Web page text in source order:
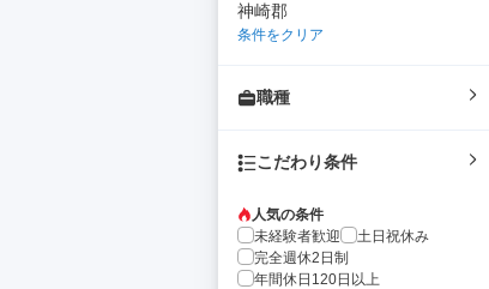
神崎郡
条件をクリア
職種
こだわり条件
人気の条件
未経験者歓迎
土日祝休み
完全週休2日制
年間休日120日以上